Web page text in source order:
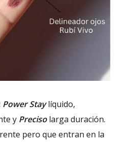
Power Staylíquido,
y Precisolarga duración.
pero que entran en la